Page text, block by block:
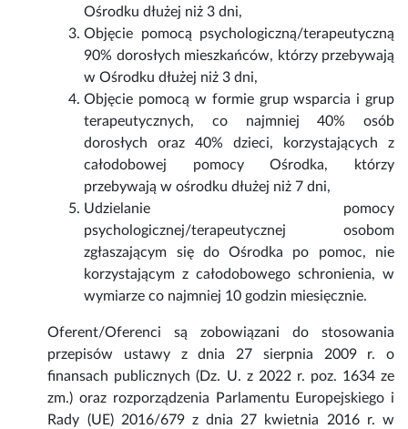
Ośrodku dłużej niż 3 dni,
Objęcie pomocą psychologiczną/terapeutyczną
90% dorosłych mieszkańców, którzy przebywają
w Ośrodku dłużej niż 3 dni,
Objęcie pomocą w formie grup wsparcia i grup
terapeutycznych, co najmniej 40% osób
dorosłych oraz 40% dzieci, korzystających z
całodobowej pomocy Ośrodka, którzy
przebywają w ośrodku dłużej niż 7 dni,
Udzielanie pomocy
psychologicznej/terapeutycznej osobom
zgłaszającym się do Ośrodka po pomoc, nie
korzystającym z całodobowego schronienia, w
wymiarze co najmniej 10 godzin miesięcznie.
Oferent/Oferenci są zobowiązani do stosowania
przepisów ustawy z dnia 27 sierpnia 2009 r. o
finansach publicznych (Dz. U. z 2022 r. poz. 1634 ze
zm.) oraz rozporządzenia Parlamentu Europejskiego i
Rady (UE) 2016/679 z dnia 27 kwietnia 2016 r. w